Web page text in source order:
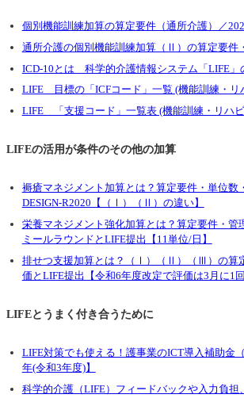
個別機能訓練加算の算定要件（通所介護）／
通所介護の個別機能訓練加算（Ⅱ）の算定要件
ICD-10とは 科学的介護情報システム「LIFE」
LIFE 目標の「ICFコード」一覧 (機能訓練・リ
LIFE 「支援コード」一覧表 (機能訓練・リハ
LIFEの活用が条件のその他の加算
褥瘡マネジメント加算とは？算定要件・単位数
DESIGN-R2020【（Ⅰ）（Ⅱ）の違い】
栄養マネジメント強化加算とは？算定要件・管
ミールラウンドとLIFE提出【11単位/日】
排せつ支援加算とは？（Ⅰ）（Ⅱ）（Ⅲ）の算
価とLIFE提出【令和6年度改定で評価は3月に1回
LIFEとうまく付き合うために
LIFE対策でも使える！護事業のICT導入補助金
年(令和3年度)】
科学的介護（LIFE）フィードバックや入力負担